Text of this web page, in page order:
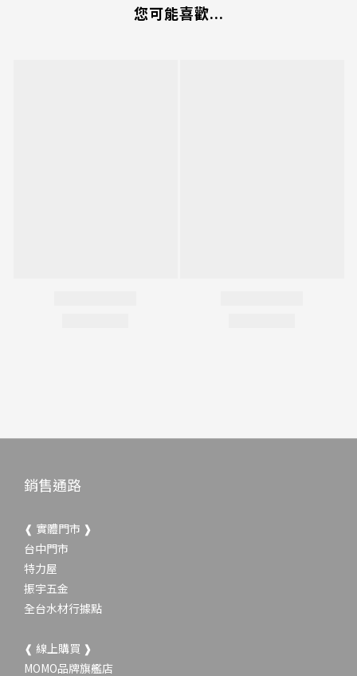
您可能喜歡...
銷售通路
❰ 實體門市 ❱
台中門市
特力屋
振宇五金
全台水材行據點
❰ 線上購買 ❱
MOMO品牌旗艦店